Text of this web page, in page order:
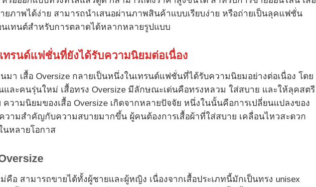
ยภาพได้ง่าย สามารถนำเสนอผ่านภาพสินค้าแบบเรียบง่าย หรือถ่ายเป็นลุคแฟชั่น
เทนต์สำหรับการตลาดได้หลากหลายรูปแบบ
เทรนด์แฟชั่นที่ยังได้รับความนิยมต่อเนื่อง
มา เสื้อ Oversize กลายเป็นหนึ่งในเทรนด์แฟชั่นที่ได้รับความนิยมอย่างต่อเนื่อง โดย
และคนรุ่นใหม่ เสื้อทรง Oversize มีลักษณะเด่นคือทรงหลวม ใส่สบาย และให้ลุคสตรี
ามนิยมของเสื้อ Oversize เกิดจากหลายปัจจัย หนึ่งในนั้นคือการเปลี่ยนแปลงของ
ามสำคัญกับความสบายมากขึ้น ผู้คนต้องการเสื้อผ้าที่ใส่สบาย เคลื่อนไหวสะดวก
นหลายโอกาส
คือ สามารถขายได้ทั้งผู้ชายและผู้หญิง เนื่องจากเสื้อประเภทนี้มักเป็นทรง unisex